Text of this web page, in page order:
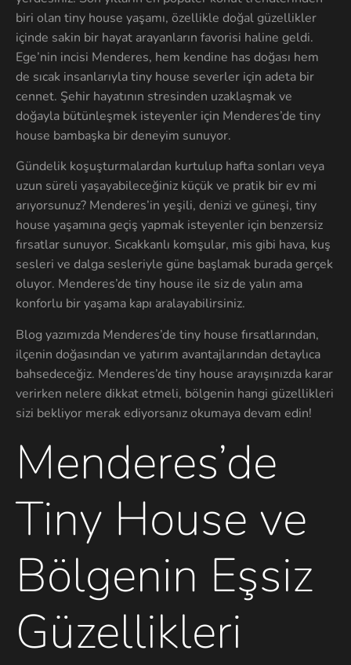
biri olan tiny house yaşamı, özellikle doğal güzellikler
içinde sakin bir hayat arayanların favorisi haline geldi.
Ege’nin incisi Menderes, hem kendine has doğası hem
de sıcak insanlarıyla tiny house severler için adeta bir
cennet. Şehir hayatının stresinden uzaklaşmak ve
doğayla bütünleşmek isteyenler için Menderes’de tiny
house bambaşka bir deneyim sunuyor.
Gündelik koşuşturmalardan kurtulup hafta sonları veya
uzun süreli yaşayabileceğiniz küçük ve pratik bir ev mi
arıyorsunuz? Menderes’in yeşili, denizi ve güneşi, tiny
house yaşamına geçiş yapmak isteyenler için benzersiz
fırsatlar sunuyor. Sıcakkanlı komşular, mis gibi hava, kuş
sesleri ve dalga sesleriyle güne başlamak burada gerçek
oluyor. Menderes’de tiny house ile siz de yalın ama
konforlu bir yaşama kapı aralayabilirsiniz.
Blog yazımızda Menderes’de tiny house fırsatlarından,
ilçenin doğasından ve yatırım avantajlarından detaylıca
bahsedeceğiz. Menderes’de tiny house arayışınızda karar
verirken nelere dikkat etmeli, bölgenin hangi güzellikleri
sizi bekliyor merak ediyorsanız okumaya devam edin!
Menderes’de
Tiny House ve
Bölgenin Eşsiz
Güzellikleri